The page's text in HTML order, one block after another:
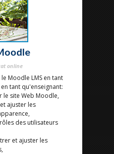
online
Moodle LMS en tant
tant qu'enseignant:
le site Web Moodle,
ajuster les
des utilisateurs
et ajuster les